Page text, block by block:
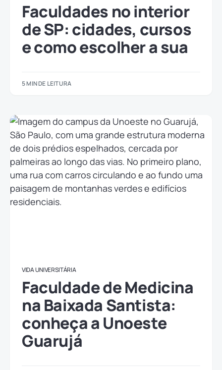
Faculdades no interior
de SP: cidades, cursos
e como escolher a sua
5 MIN DE LEITURA
VIDA UNIVERSITÁRIA
Faculdade de Medicina
na Baixada Santista:
conheça a Unoeste
Guarujá